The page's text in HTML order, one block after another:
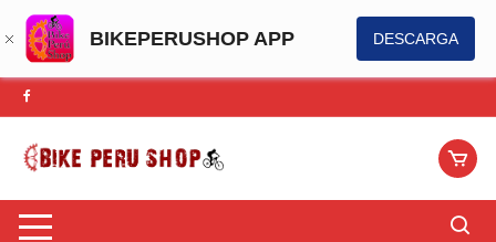
BIKEPERUSHOP APP DESCARGA
Saltar
al
contenido